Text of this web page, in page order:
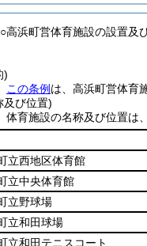
○高浜町営体育施設の設置及
)
この条例 は、高浜町営体育
及び位置)
体育施設の名称及び位置は
立西地区体育館
立中央体育館
立野球場
立和田球場
立和田テニスコート